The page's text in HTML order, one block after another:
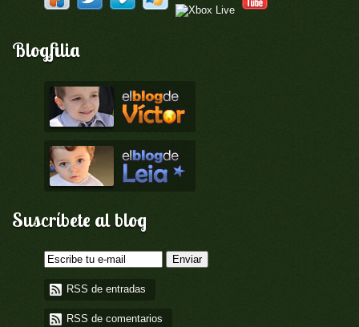
Blogfilia
Suscríbete al blog
RSS de entradas
RSS de comentarios